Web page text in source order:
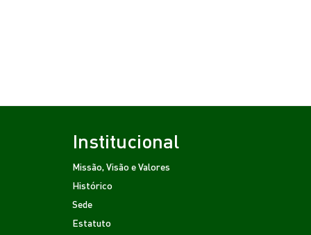
Institucional
Missão, Visão e Valores
Histórico
Sede
Estatuto